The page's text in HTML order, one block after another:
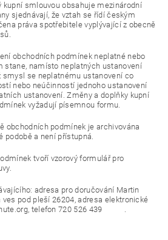
kupní smlouvou obsahuje mezinárodní
sjednávají, že vztah se řídí českým
práva spotřebitele vyplývající z obecně
obchodních podmínek neplatné nebo
stane, namísto neplatných ustanovení
smysl se neplatnému ustanovení co
nebo neúčinností jednoho ustanovení
ustanovení. Změny a doplňky kupní
vyžadují písemnou formu.
obchodních podmínek je archivována
podobě a není přístupná.
tvoří vzorový formulář pro
adresa pro doručování Martin
ves pod pleší 26204, adresa elektronické
telefon 720 526 439 .